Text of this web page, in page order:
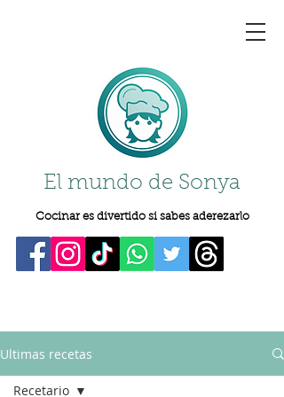
El mundo de Sonya
Cocinar es divertido si sabes aderezarlo
Ultimas recetas
Recetario